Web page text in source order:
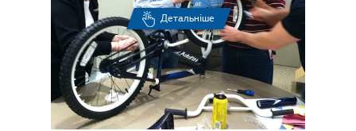
Детальніше